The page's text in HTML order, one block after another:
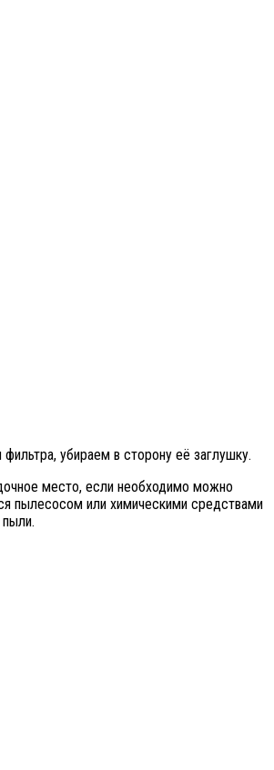
убираем в сторону её заглушку.
место, если необходимо можно
пылесосом или химическими средствами